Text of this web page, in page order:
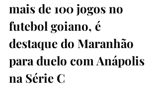
mais de 100 jogos no
futebol goiano, é
destaque do Maranhão
para duelo com Anápolis
na Série C